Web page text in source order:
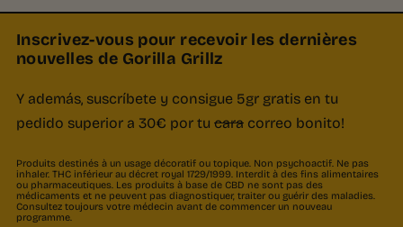
Inscrivez-vous pour recevoir les dernières
nouvelles de Gorilla Grillz
Y además, suscríbete y consigue 5gr gratis en tu
pedido superior a 30€ por tu cara correo bonito!
Produits destinés à un usage décoratif ou topique. Non psychoactif. Ne pas
inhaler. THC inférieur au décret royal 1729/1999. Interdit à des fins alimentaires
ou pharmaceutiques. Les produits à base de CBD ne sont pas des
médicaments et ne peuvent pas diagnostiquer, traiter ou guérir des maladies.
Consultez toujours votre médecin avant de commencer un nouveau
programme.